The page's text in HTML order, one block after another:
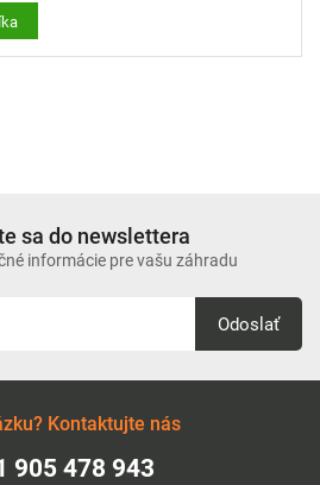
sa do newslettera
informácie pre vašu záhradu
Odoslať
Kontaktujte nás
905 478 943